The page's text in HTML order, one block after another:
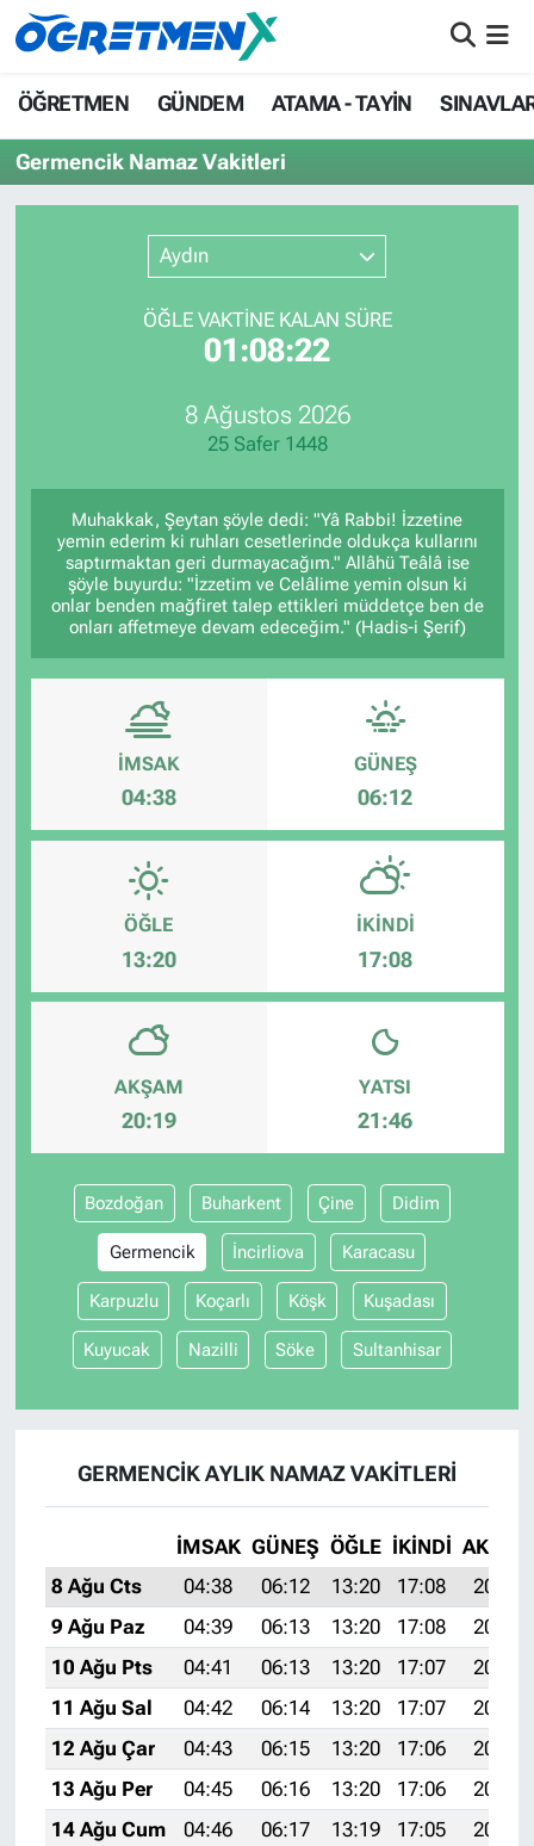
ÖĞRETMEN GÜNDEM ATAMA - TAYİN
Germencik Namaz Vakitleri
Aydın
ÖĞLE VAKTİNE KALAN SÜRE
01:08:22
8 Ağustos 2026
25 Safer 1448
Muhakkak, Şeytan şöyle dedi: "Yâ Rabbi! İzzetine
yemin ederim ki ruhları cesetlerinde oldukça kullarını
saptırmaktan geri durmayacağım." Allâhü Teâlâ ise
şöyle buyurdu: "İzzetim ve Celâlime yemin olsun ki
onlar benden mağfiret talep ettikleri müddetçe ben de
onları affetmeye devam edeceğim." (Hadis-i Şerif)
İMSAK
04:38
GÜNEŞ
06:12
ÖĞLE
13:20
İKINDI
17:08
AKŞAM
20:19
YATSI
21:46
Bozdoğan Buharkent Çine Didim
Germencik İncirliova Karacasu
Karpuzlu Koçarlı Köşk Kuşadası
Kuyucak Nazilli Söke Sultanhisar
GERMENCIK AYLIK NAMAZ VAKITLERI
İMSAK GÜNEŞ ÖĞLE İKINDI AKŞAM
8 Ağu Cts
04:38 06:12 13:20 17:08
20:19
9 Ağu Paz
04:39 06:13 13:20 17:08
20:18
10 Ağu Pts
04:41 06:13 13:20 17:07
20:17
11 Ağu Sal
04:42 06:14 13:20 17:07
20:16
12 Ağu Çar
04:43 06:15 13:20 17:06
20:14
13 Ağu Per
04:45 06:16 13:20 17:06
20:13
14 Ağu Cum
04:46 06:17 13:19 17:05
20:12
ÖĞRETMEN
GÜNDEM
ATAMA - TAYİN
SINAVLAR
HAYATIN İÇİNDEN
İstanbul Nöbetçi Eczaneler
İstanbul Hava Durumu
İstanbul Namaz Vakitleri
İstanbul Trafik Yoğunluk Haritası
Süper Lig Puan Durumu ve Fikstür
Son Dakika Haberleri
Haber Arşivi